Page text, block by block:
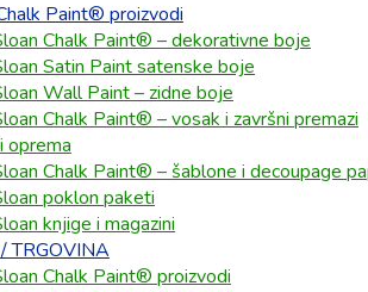
Paint® proizvodi
Chalk Paint® – dekorativne boje
Satin Paint satenske boje
Wall Paint – zidne boje
Chalk Paint® – vosak i završni premazi
oprema
Chalk Paint® – šablone i decoupage
poklon paketi
knjige i magazini
TRGOVINA
Chalk Paint® proizvodi